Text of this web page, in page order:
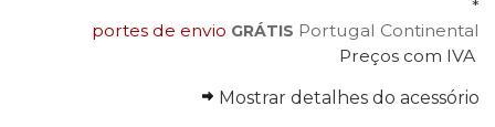
*
portes de envio GRÁTIS Portugal Continental
Preços com IVA
Mostrar detalhes do acessório